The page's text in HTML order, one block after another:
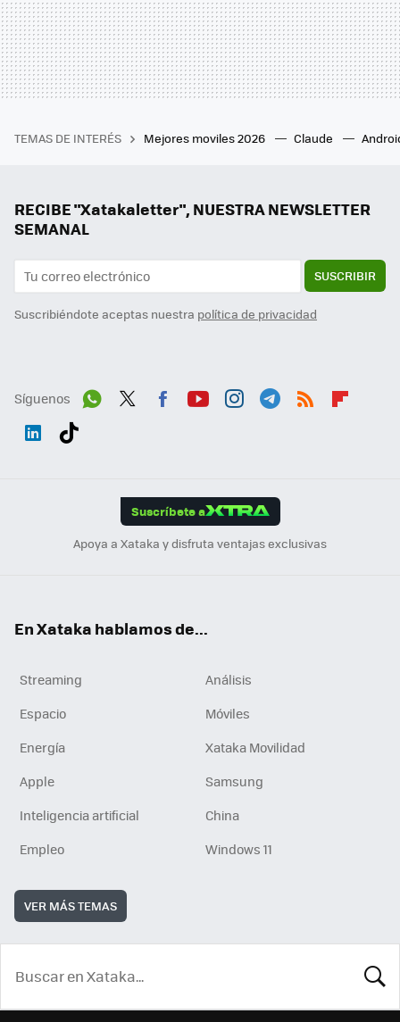
TEMAS DE INTERÉS Mejores moviles 2026 Claude
RECIBE "Xatakaletter", NUESTRA NEWSLETTER
SEMANAL
SUSCRIBIR
Suscribiéndote aceptas nuestra política de privacidad
Síguenos
Suscríbete a
Apoya a Xataka y disfruta ventajas exclusivas
En Xataka hablamos de...
Streaming
Análisis
Espacio
Móviles
Energía
Xataka Movilidad
Apple
Samsung
Inteligencia artificial
China
Empleo
Windows 11
VER MÁS TEMAS